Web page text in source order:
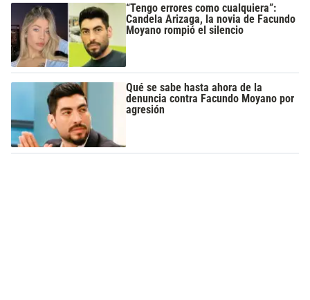
“Tengo errores como cualquiera”:
Candela Arizaga, la novia de Facundo
Moyano rompió el silencio
Qué se sabe hasta ahora de la
denuncia contra Facundo Moyano por
agresión